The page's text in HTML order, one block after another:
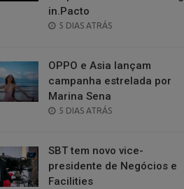
in.Pacto
POSTED
5 DIAS ATRÁS
OPPO e Asia lançam
campanha estrelada por
Marina Sena
POSTED
5 DIAS ATRÁS
SBT tem novo vice-
presidente de Negócios e
Facilities